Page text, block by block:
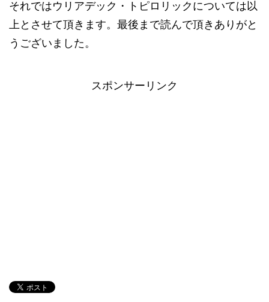
それではウリアデック・トピロリックについては以
上とさせて頂きます。最後まで読んで頂きありがと
うございました。
スポンサーリンク